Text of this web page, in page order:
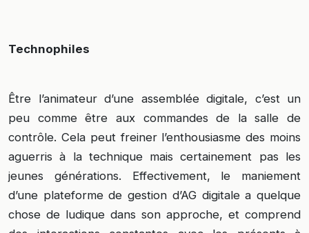
Technophiles
Être l’animateur d’une assemblée digitale, c’est un
peu comme être aux commandes de la salle de
contrôle. Cela peut freiner l’enthousiasme des moins
aguerris à la technique mais certainement pas les
jeunes générations. Effectivement, le maniement
d’une plateforme de gestion d’AG digitale a quelque
chose de ludique dans son approche, et comprend